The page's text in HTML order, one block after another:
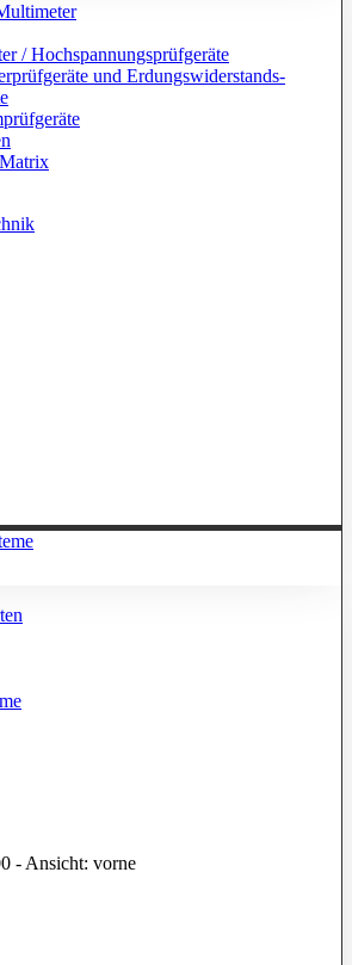
/ Hochspannungsprüfgeräte
und Erdungswiderstands-